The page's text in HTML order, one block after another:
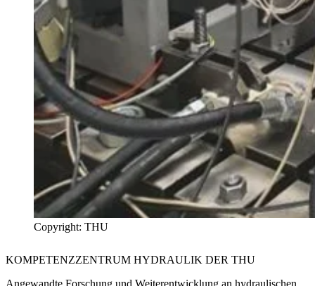
Copyright: THU
KOMPETENZZENTRUM HYDRAULIK DER THU